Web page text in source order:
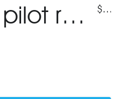
Lapicera pilot recargable v5 $
195